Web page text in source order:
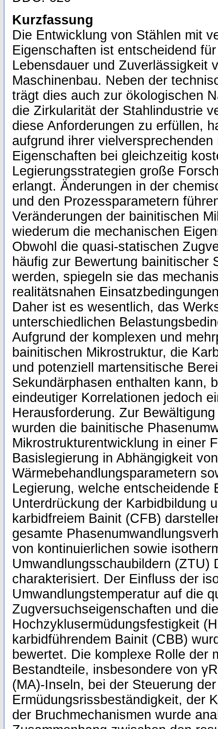
Kurzfassung
Die Entwicklung von Stählen mit
Eigenschaften ist entscheidend
Lebensdauer und Zuverlässigkeit
Maschinenbau. Neben der
trägt dies auch zur ökologischen
die Zirkularität der Stahlindustrie
diese Anforderungen zu erfüllen,
aufgrund ihrer vielversprechenden
Eigenschaften bei gleichzeitig
Legierungsstrategien große
erlangt. Änderungen in der
und den Prozessparametern
Veränderungen der bainitischen
wiederum die mechanischen
Obwohl die quasi-statischen
häufig zur Bewertung bainitischer
werden, spiegeln sie das
realitätsnahen
Daher ist es wesentlich, das
unterschiedlichen
Aufgrund der komplexen und
bainitischen Mikrostruktur, die
und potenziell martensitische
Sekundärphasen enthalten kann,
eindeutiger Korrelationen jedoch
Herausforderung. Zur
wurden die bainitische
Mikrostrukturentwicklung in einer
Basislegierung in Abhängigkeit von
Wärmebehandlungsparametern
Legierung, welche entscheidende
Unterdrückung der Karbidbildung
karbidfreiem Bainit (CFB)
gesamte
von kontinuierlichen sowie
Umwandlungsschaubildern (ZTU)
charakterisiert. Der Einfluss der
Umwandlungstemperatur auf die
Zugversuchseigenschaften und die
Hochzyklusermüdungsfestigkeit
karbidführendem Bainit (CBB)
bewertet. Die komplexe Rolle der
Bestandteile, insbesondere von
(MA)-Inseln, bei der Steuerung der
Ermüdungsrissbeständigkeit, der
der Bruchmechanismen wurde